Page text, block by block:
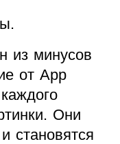
из минусов
от App
Они
становятся